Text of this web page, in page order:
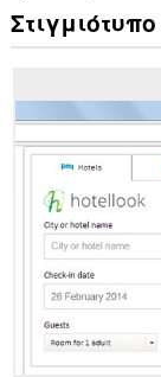
Στιγμιότυπο